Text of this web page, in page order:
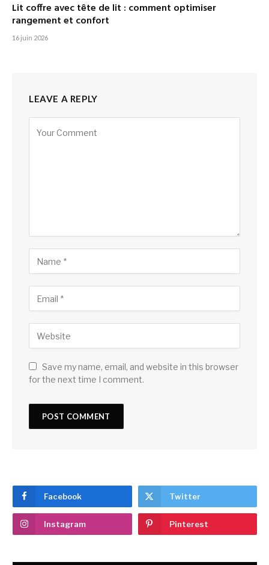
Lit coffre avec tête de lit : comment optimiser
rangement et confort
16 juin 2026
LEAVE A REPLY
Save my name, email, and website in this browser
for the next time I comment.
Facebook Twitter
Instagram Pinterest